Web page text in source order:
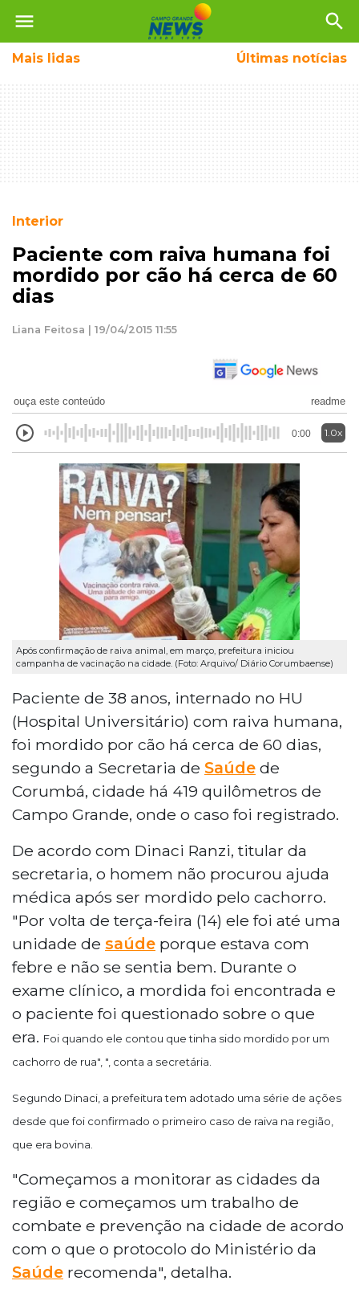
menu search
Mais lidas Últimas notícias
Interior
Paciente com raiva humana foi
mordido por cão há cerca de 60
dias
Liana Feitosa | 19/04/2015 11:55
ouça este conteúdo readme
0:00 1.0x
Após confirmação de raiva animal, em março, prefeitura iniciou
campanha de vacinação na cidade. (Foto: Arquivo/ Diário Corumbaense)
Paciente de 38 anos, internado no HU
(Hospital Universitário) com raiva humana,
foi mordido por cão há cerca de 60 dias,
segundo a Secretaria de Saúde de
Corumbá, cidade há 419 quilômetros de
Campo Grande, onde o caso foi registrado.
De acordo com Dinaci Ranzi, titular da
secretaria, o homem não procurou ajuda
médica após ser mordido pelo cachorro.
"Por volta de terça-feira (14) ele foi até uma
unidade de saúde porque estava com
febre e não se sentia bem. Durante o
exame clínico, a mordida foi encontrada e
o paciente foi questionado sobre o que
era. Foi quando ele contou que tinha sido mordido por um
cachorro de rua", ", conta a secretária.
Segundo Dinaci, a prefeitura tem adotado uma série de ações
desde que foi confirmado o primeiro caso de raiva na região,
que era bovina.
"Começamos a monitorar as cidades da
região e começamos um trabalho de
combate e prevenção na cidade de acordo
com o que o protocolo do Ministério da
Saúde recomenda", detalha.